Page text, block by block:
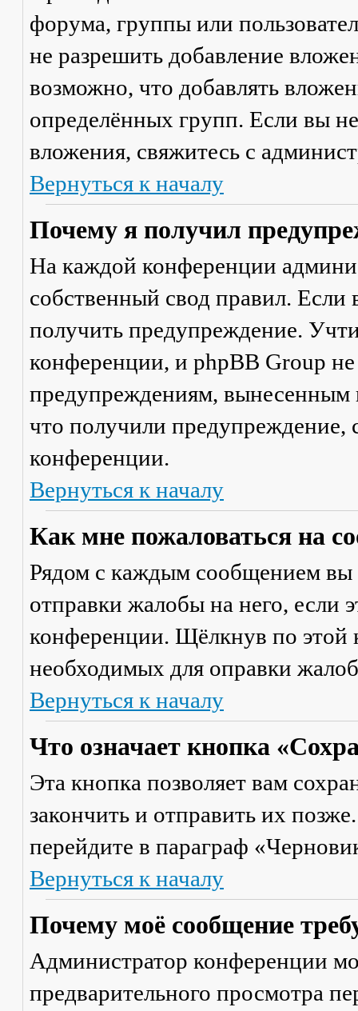
форума, группы или
не разрешить добавление
возможно, что добавлять
определённых групп. Если вы
вложения, свяжитесь с
Вернуться к началу
Почему я получил
На каждой конференции
собственный свод правил.
получить предупреждение.
конференции, и phpBB Group
предупреждениям, вынесенным
что получили предупреждение,
конференции.
Вернуться к началу
Как мне пожаловаться на
Рядом с каждым сообщением вы
отправки жалобы на него, если
конференции. Щёлкнув по этой
необходимых для оправки
Вернуться к началу
Что означает кнопка
Эта кнопка позволяет вам
закончить и отправить их
перейдите в параграф
Вернуться к началу
Почему моё сообщение
Администратор конференции
предварительного просмотра